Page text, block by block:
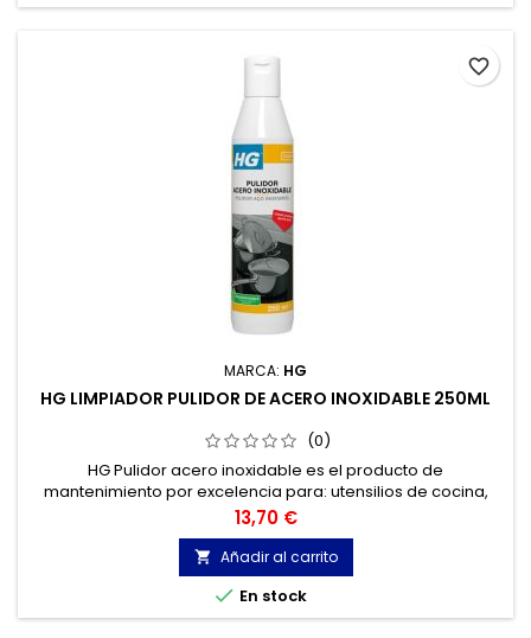
MARCA: HG
HG LIMPIADOR PULIDOR DE ACERO INOXIDABLE 250ML
(0)
HG Pulidor acero inoxidable es el producto de
mantenimiento por excelencia para: utensilios de cocina,
cacerolas y encimeras de acero inoxidable. Pero también
para cacerolas de aluminio, encimeras de material sintético,
grifos de cromo, etc
Precio
13,70 €
 Añadir al carrito
 En stock
favorite_border